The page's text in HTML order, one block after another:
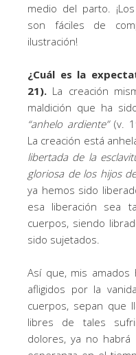
medio del parto.
son fáciles de
ilustración!
¿Cuál es la
21). La creación
maldición que ha
“anhelo ardiente”(v.
La creación está
libertada de la
gloriosa de los hijos
ya hemos sido
esa liberación sea
cuerpos, siendo
sido sujetados.
Así que, mis amados
afligidos por la
cuerpos, sepan que
libres de tales
dolores, ya no habrá